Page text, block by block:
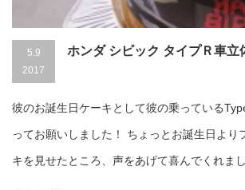
5.9
2017
ホンダ シビック タイプＲ車立
彼のお誕生日ケーキとして彼の乗っている
ってお願いしました！ ちょっとお誕生日より
キを見せたところ、声をあげて喜んでくれまし